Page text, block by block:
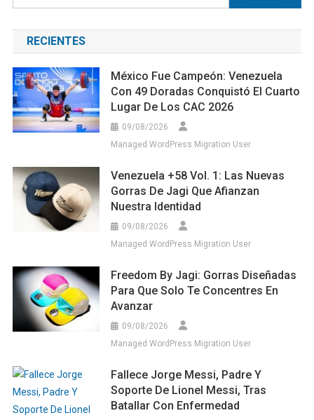
RECIENTES
México Fue Campeón: Venezuela
Con 49 Doradas Conquistó El Cuarto
Lugar De Los CAC 2026
09/08/2026
Managed WordPress Migration User
Venezuela +58 Vol. 1: Las Nuevas
Gorras De Jagi Que Afianzan
Nuestra Identidad
09/08/2026
Managed WordPress Migration User
Freedom By Jagi: Gorras Diseñadas
Para Que Solo Te Concentres En
Avanzar
09/08/2026
Managed WordPress Migration User
Fallece Jorge Messi, Padre Y
Soporte De Lionel Messi, Tras
Batallar Con Enfermedad